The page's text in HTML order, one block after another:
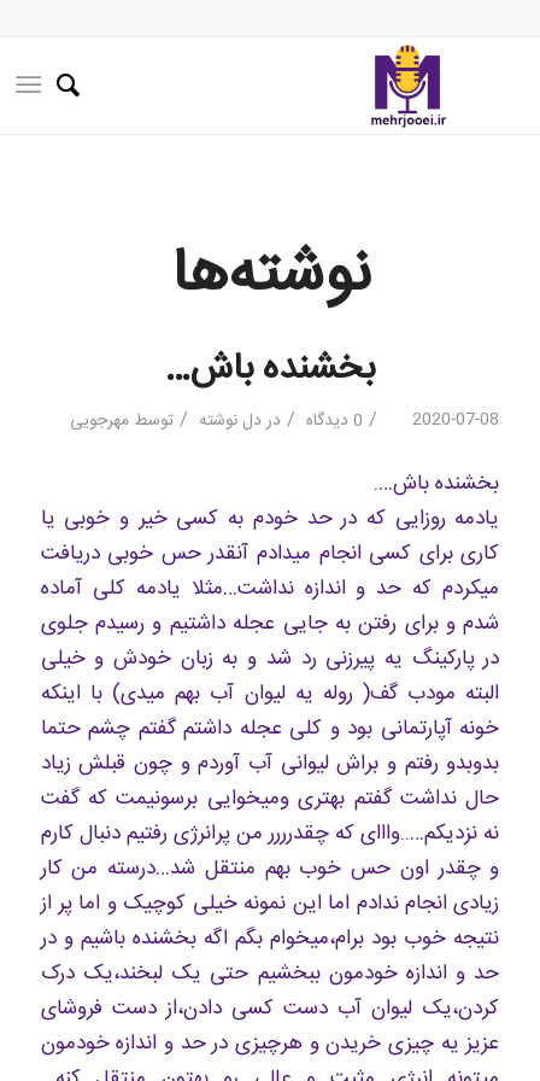
نوشته‌ها
بخشنده باش…
2020-07-08
/ 0 دیدگاه / دردل نوشته / توسط مهرجویی
بخشنده باش….
یادمه روزایی که در حد خودم به کسی خیر و خوبی یا
کاری برای کسی انجام میدادم آنقدر حس خوبی دریافت
میکردم که حد و اندازه نداشت…مثلا یادمه کلی آماده
شدم و برای رفتن به جایی عجله داشتیم و رسیدم جلوی
در پارکینگ یه پیرزنی رد شد و به زبان خودش و خیلی
البته مودب گف( روله یه لیوان آب بهم میدی) با اینکه
خونه آپارتمانی بود و کلی عجله داشتم گفتم چشم حتما
بدوبدو رفتم و براش لیوانی آب آوردم و چون قبلش زیاد
حال نداشت گفتم بهتری ومیخوایی برسونیمت که گفت
نه نزدیکم…..وااای که چقدرررر من پرانرژی رفتیم دنبال کارم
و چقدر اون حس خوب بهم منتقل شد…درسته من کار
زیادی انجام ندادم اما این نمونه خیلی کوچیک و اما پر از
نتیجه خوب بود برام،میخوام بگم اگه بخشنده باشیم و در
حد و اندازه خودمون ببخشیم حتی یک لبخند،یک درک
کردن،یک لیوان آب دست کسی دادن،از دست فروشای
عزیز یه چیزی خریدن و هرچیزی در حد و اندازه خودمون